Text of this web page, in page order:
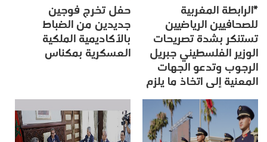
*الرابطة المغربية
للصحافيين الرياضيين
تستنكر بشدة تصريحات
الوزير الفلسطيني جبريل
الرجوب وتدعو الجهات
المعنية إلى اتخاذ ما يلزم
حفل تخرج فوجين
جديدين من الضباط
بالأكاديمية الملكية
العسكرية بمكناس